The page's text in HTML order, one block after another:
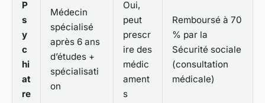
P
s
y
c
hi
at
re
Médecin
spécialisé
après 6 ans
d’études +
spécialisati
on
Oui,
peut
prescr
ire des
médic
ament
s
Remboursé à 70
% par la
Sécurité sociale
(consultation
médicale)